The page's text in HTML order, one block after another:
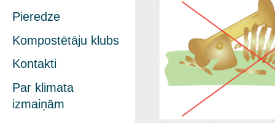
Pieredze
Kompostētāju klubs
Kontakti
Par klimata
izmaiņām